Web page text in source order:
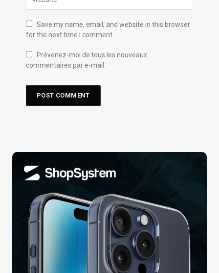
Save my name, email, and website in this browser
for the next time I comment.
Prévenez-moi de tous les nouveaux
commentaires par e-mail.